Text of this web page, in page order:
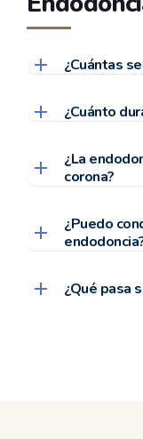
¿Cuántas
¿Cuánto
¿La
corona?
¿Puedo
¿Qué pasa